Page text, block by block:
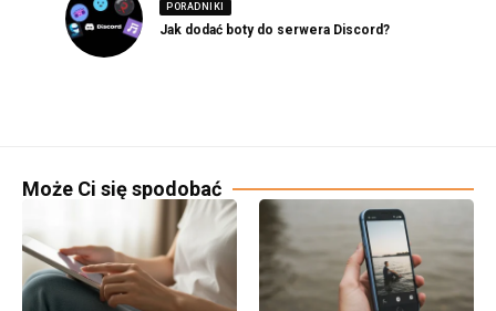
PORADNIKI
Jak dodać boty do serwera Discord?
Może Ci się spodobać